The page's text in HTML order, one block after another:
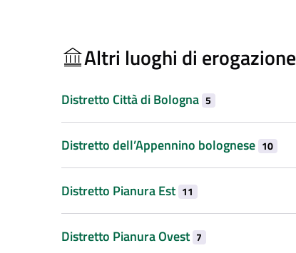
Altri luoghi di erogazione
Distretto Città di Bologna 5
Distretto dell’Appennino bolognese 10
Distretto Pianura Est 11
Distretto Pianura Ovest 7